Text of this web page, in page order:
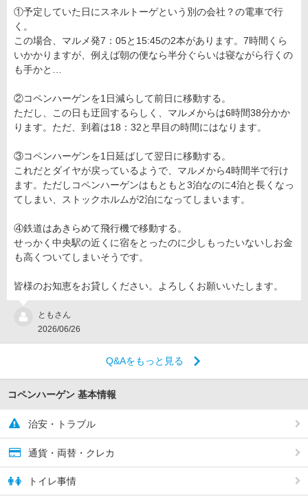
①予定していた日にスネルトーゲという別の会社？の電車で行
く。
この場合、マルメ発7：05と15:45の2本があります。7時間くら
いかかりますが、例えば朝の便なら半分ぐらいは寝ながら行くの
も手かと…
②コペンハーゲンを1日減らして前日に移動する。
ただし、この日も迂回するらしく、マルメからは6時間38分かか
ります。ただ、到着は18：32と早目の時間にはなります。
③コペンハーゲンを1日延ばして翌日に移動する。
これだとダイヤが戻っているようで、マルメから4時間半で行け
ます。ただしコペンハーゲンはもともと3泊なのに4泊と長くなっ
てしまい、ストックホルムが2泊になってしまいます。
④鉄道はあきらめて飛行機で移動する。
せっかく中央駅の近くに宿をとったのに少しもったいないしお金
も高くついてしまいそうです。
皆様のお知恵をお貸しください。よろしくお願いいたします。
ともさん
2026/06/26
Q&Aをもっと見る
コペンハーゲン 基本情報
治安・トラブル
通貨・両替・クレカ
トイレ事情